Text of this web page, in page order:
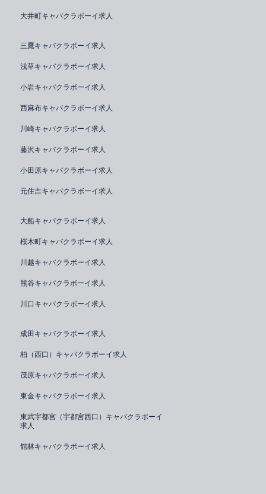
大井町キャバクラボーイ求人
三鷹キャバクラボーイ求人
浅草キャバクラボーイ求人
小岩キャバクラボーイ求人
西麻布キャバクラボーイ求人
川崎キャバクラボーイ求人
藤沢キャバクラボーイ求人
小田原キャバクラボーイ求人
元住吉キャバクラボーイ求人
大船キャバクラボーイ求人
桜木町キャバクラボーイ求人
川越キャバクラボーイ求人
熊谷キャバクラボーイ求人
川口キャバクラボーイ求人
成田キャバクラボーイ求人
柏（西口）キャバクラボーイ求人
茂原キャバクラボーイ求人
東金キャバクラボーイ求人
東武宇都宮（宇都宮西口）キャバクラボーイ
求人
館林キャバクラボーイ求人